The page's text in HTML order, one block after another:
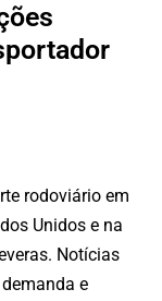
rodoviário em
Unidos e na
Notícias
e